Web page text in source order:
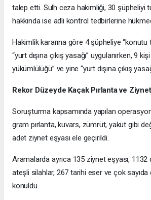
talep etti. Sulh ceza hakimliği, 30 şüpheliyi
hakkında ise adli kontrol tedbirlerine
Hakimlik kararına göre 4 şüpheliye “konutu
“yurt dışına çıkış yasağı” uygulanırken, 9
yükümlülüğü” ve yine “yurt dışına çıkış
Rekor Düzeyde Kaçak Pırlanta ve Ziynet
Soruşturma kapsamında yapılan
gram pırlanta, kuvars, zümrüt, yakut gibi
adet ziynet eşyası ele geçirildi.
Aramalarda ayrıca 135 ziynet eşyası, 1132
ateşli silahlar, 267 tarihi eser ve çok
konuldu.